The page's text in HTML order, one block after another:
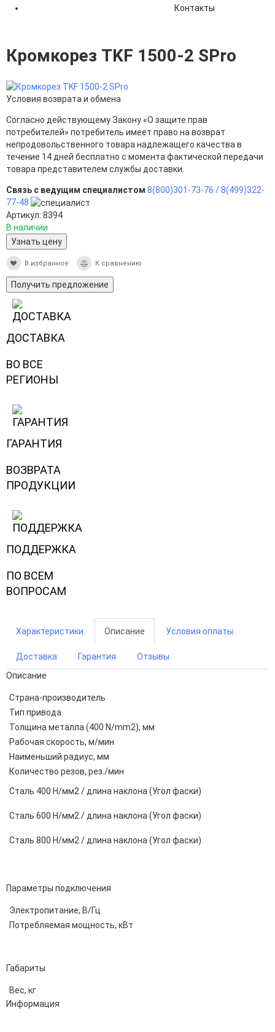
Контакты
Кромкорез TKF 1500-2 SPro
Условия возврата и обмена
Согласно действующему Закону «О защите прав
потребителей» потребитель имеет право на возврат
непродовольственного товара надлежащего качества в
течение 14 дней бесплатно с момента фактической передачи
товара представителем службы доставки.
Связь с ведущим специалистом 8(800)301-73-76 /8(499)322-
77-48
Артикул: 8394
В наличии
Узнать цену
В избранное К сравнению
Получить предложение
ДОСТАВКА
ВО ВСЕ
РЕГИОНЫ
ГАРАНТИЯ
ВОЗВРАТА
ПРОДУКЦИИ
ПОДДЕРЖКА
ПО ВСЕМ
ВОПРОСАМ
Характеристики Описание Условия оплаты
Доставка Гарантия
Отзывы
Описание
Страна-производитель
Тип привода
Толщина металла (400 N/mm2), мм
Рабочая скорость, м/мин
Наименьший радиус, мм
Количество резов, рез./мин
Сталь 400 Н/мм2 / длина наклона (Угол фаски)
Сталь 600 Н/мм2 / длина наклона (Угол фаски)
Сталь 800 Н/мм2 / длина наклона (Угол фаски)
Параметры подключения
Электропитание, В/Гц
Потребляемая мощность, кВт
Габариты
Вес, кг
Информация